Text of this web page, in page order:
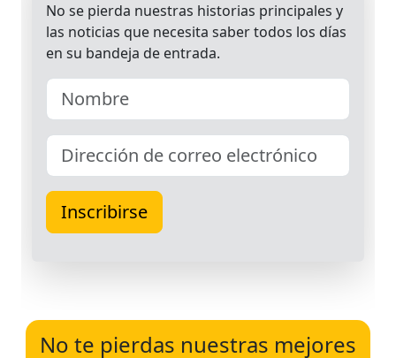
No te pierdas nuestras mejores